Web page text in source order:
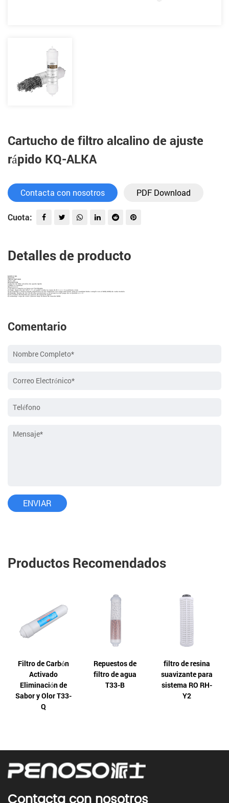
Cartucho de filtro alcalino de ajuste
rápido KQ-ALKA
Contacta con nosotros PDF Download
Cuota:
Detalles de producto
MODELO NO.
KQ-ALKA
PRECIO UNITARIO
US $ 1.80
DESCRIPCIÓN
Cartucho de filtro alcalino de ajuste rápido
3-6Mes a cambiar
Observación:
1) El precio anterior se basa en Fob Ningbo
2) Pago: depósito del 30% T / T, el saldo contra la copia de B / L o L / C a primera vista
3) Su logotipo o marca puede imprimirse en las máquinas sin cargo adicional, pero la cantidad debe cumplir con el MOQ 40HQ de cada modelo
4) Entrega: dentro de los 30-45 días posteriores a la recepción del pago de su pedido o L / C
5) El 1% daña fácilmente las piezas de repuesto gratis
6) embalaje: caja de color / piezas bajo la base de nuestro MOQ
Comentario
Productos Recomendados
Filtro de Carbón
Activado
Eliminación de
Sabor y Olor T33-
Q
Repuestos de
filtro de agua
T33-B
filtro de resina
suavizante para
sistema RO RH-
Y2